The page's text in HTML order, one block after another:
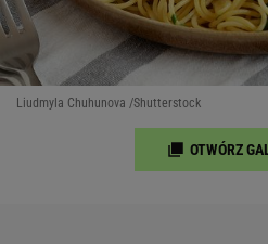
Liudmyla Chuhunova /Shutterstock
OTWÓRZ